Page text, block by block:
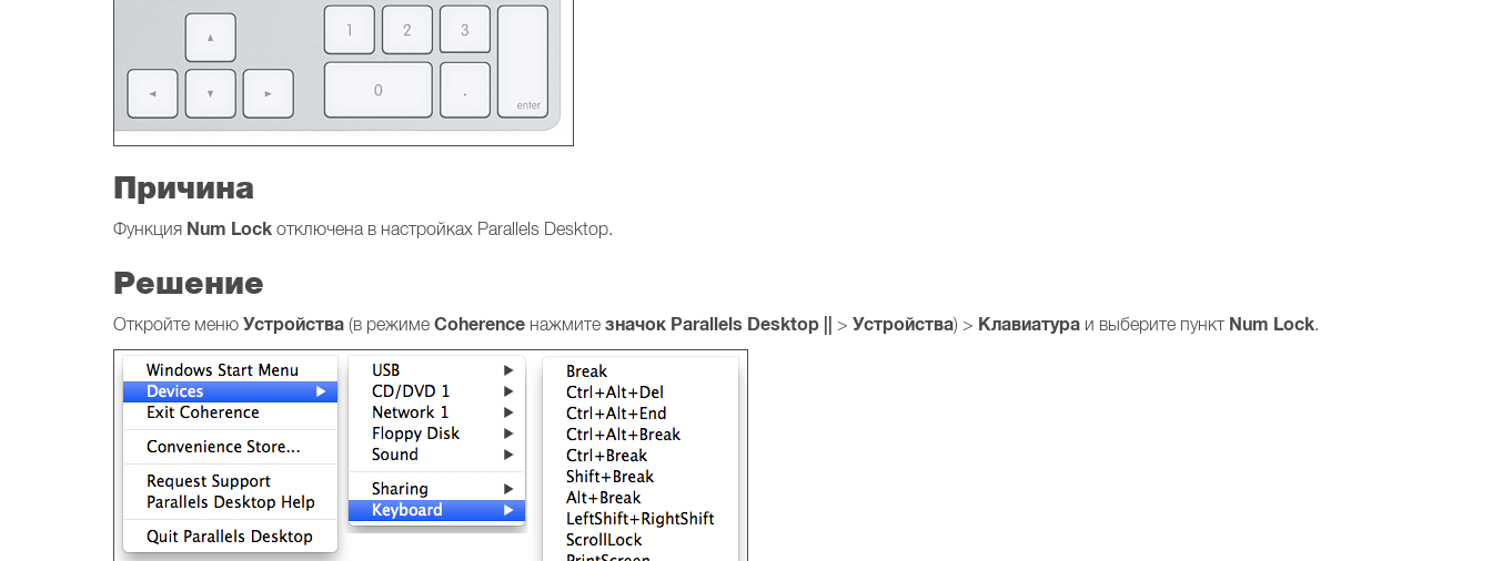
Причина
Функция Num Lock отключена в настройках Parallels Desktop.
Решение
Откройте меню Устройства (в режиме Coherence нажмите значок Parallels Desktop || > Устройства) > Клавиатура и выберите пункт Num Lock.